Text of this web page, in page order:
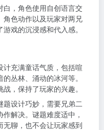
白，角色使用自创语言交
角色动作以及玩家对两兄
戏的沉浸感和代入感。
计充满童话气质，包括喧
丛林、涌动的冰河等。
，保持了玩家的兴趣。
题设计巧妙，需要兄弟二
解决。谜题难度适中，
无聊，也不会让玩家感到